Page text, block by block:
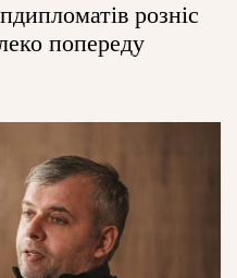
розніс
попереду